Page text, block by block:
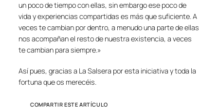
un poco de tiempo con ellas, sin embargo ese poco de
vida y experiencias compartidas es más que suficiente. A
veces te cambian por dentro, a menudo una parte de ellas
nos acompañan el resto de nuestra existencia, a veces
te cambian para siempre.»
Así pues, gracias a La Salsera por esta iniciativa y toda la
fortuna que os merecéis.
COMPARTIR ESTE ARTÍCULO